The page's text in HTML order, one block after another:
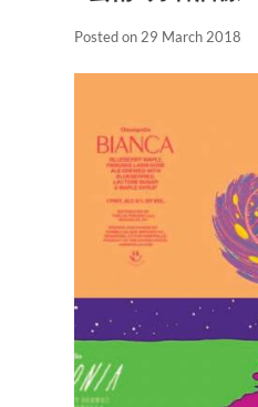
Posted on 29 March 2018